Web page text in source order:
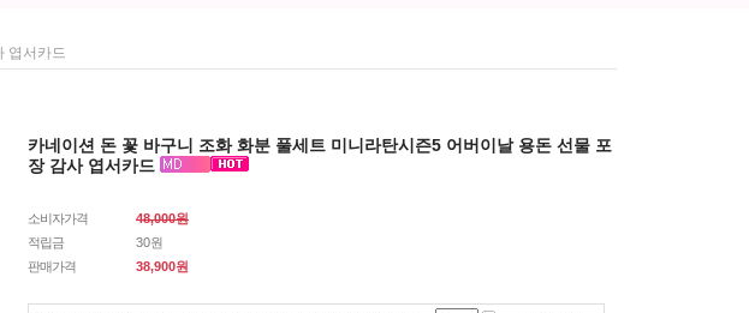
엽서카드
카네이션 돈 꽃 바구니 조화 화분 풀세트 미니라탄시즌5 어버이날 용돈 선물 포
장 감사 엽서카드
소비자가격
48,000원
적립금
30원
판매가격
38,900원